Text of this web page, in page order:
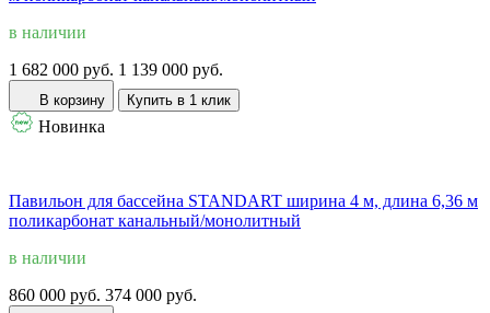
в наличии
1 682 000 руб. 1 139 000 руб.
В корзину Купить в 1 клик
Новинка
Павильон для бассейна STANDART ширина 4 м, длина 6,36 м
поликарбонат канальный/монолитный
в наличии
860 000 руб. 374 000 руб.